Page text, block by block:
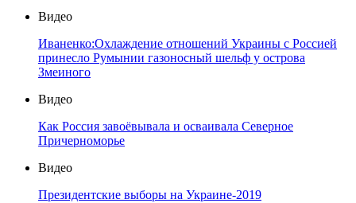
Видео
Иваненко:Охлаждение отношений Украины с Россией
принесло Румынии газоносный шельф у острова
Змеиного
Видео
Как Россия завоёвывала и осваивала Северное
Причерноморье
Видео
Президентские выборы на Украине-2019